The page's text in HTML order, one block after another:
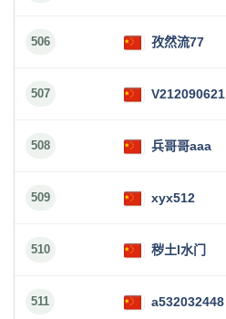
506 孜然流77
507 V212090621
508 兵哥哥aaa
509 xyx512
510 秽土l水门
511 a532032448